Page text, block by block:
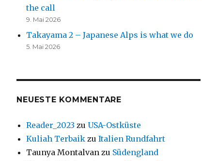
the call
9. Mai 2026
Takayama 2 – Japanese Alps is what we do
5. Mai 2026
NEUESTE KOMMENTARE
Reader_2023 zuUSA-Ostküste
Kuliah Terbaik zuItalien Rundfahrt
Taunya Montalvan zu Südengland